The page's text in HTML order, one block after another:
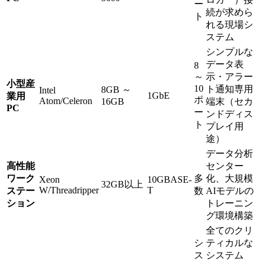
ー
ト 続が求めら
れる現場シ
ステム
小型産
業用
PC
Intel
Atom/Celeron
8GB ～
16GB
1GbE
8
～
10
ポ
ー
ト
シンプルな
データ表
示・アラー
ト通知専用
端末（セカ
ンドディス
プレイ用
途）
高性能
ワーク
ステー
ション
Xeon
W/Threadripper
32GB以上 10GBASE-
T
多
数
データ分析
センター
化、大規模
AIモデルの
トレーニン
グ環境構築
シ
ス
全てのクリ
ティカルな
システム